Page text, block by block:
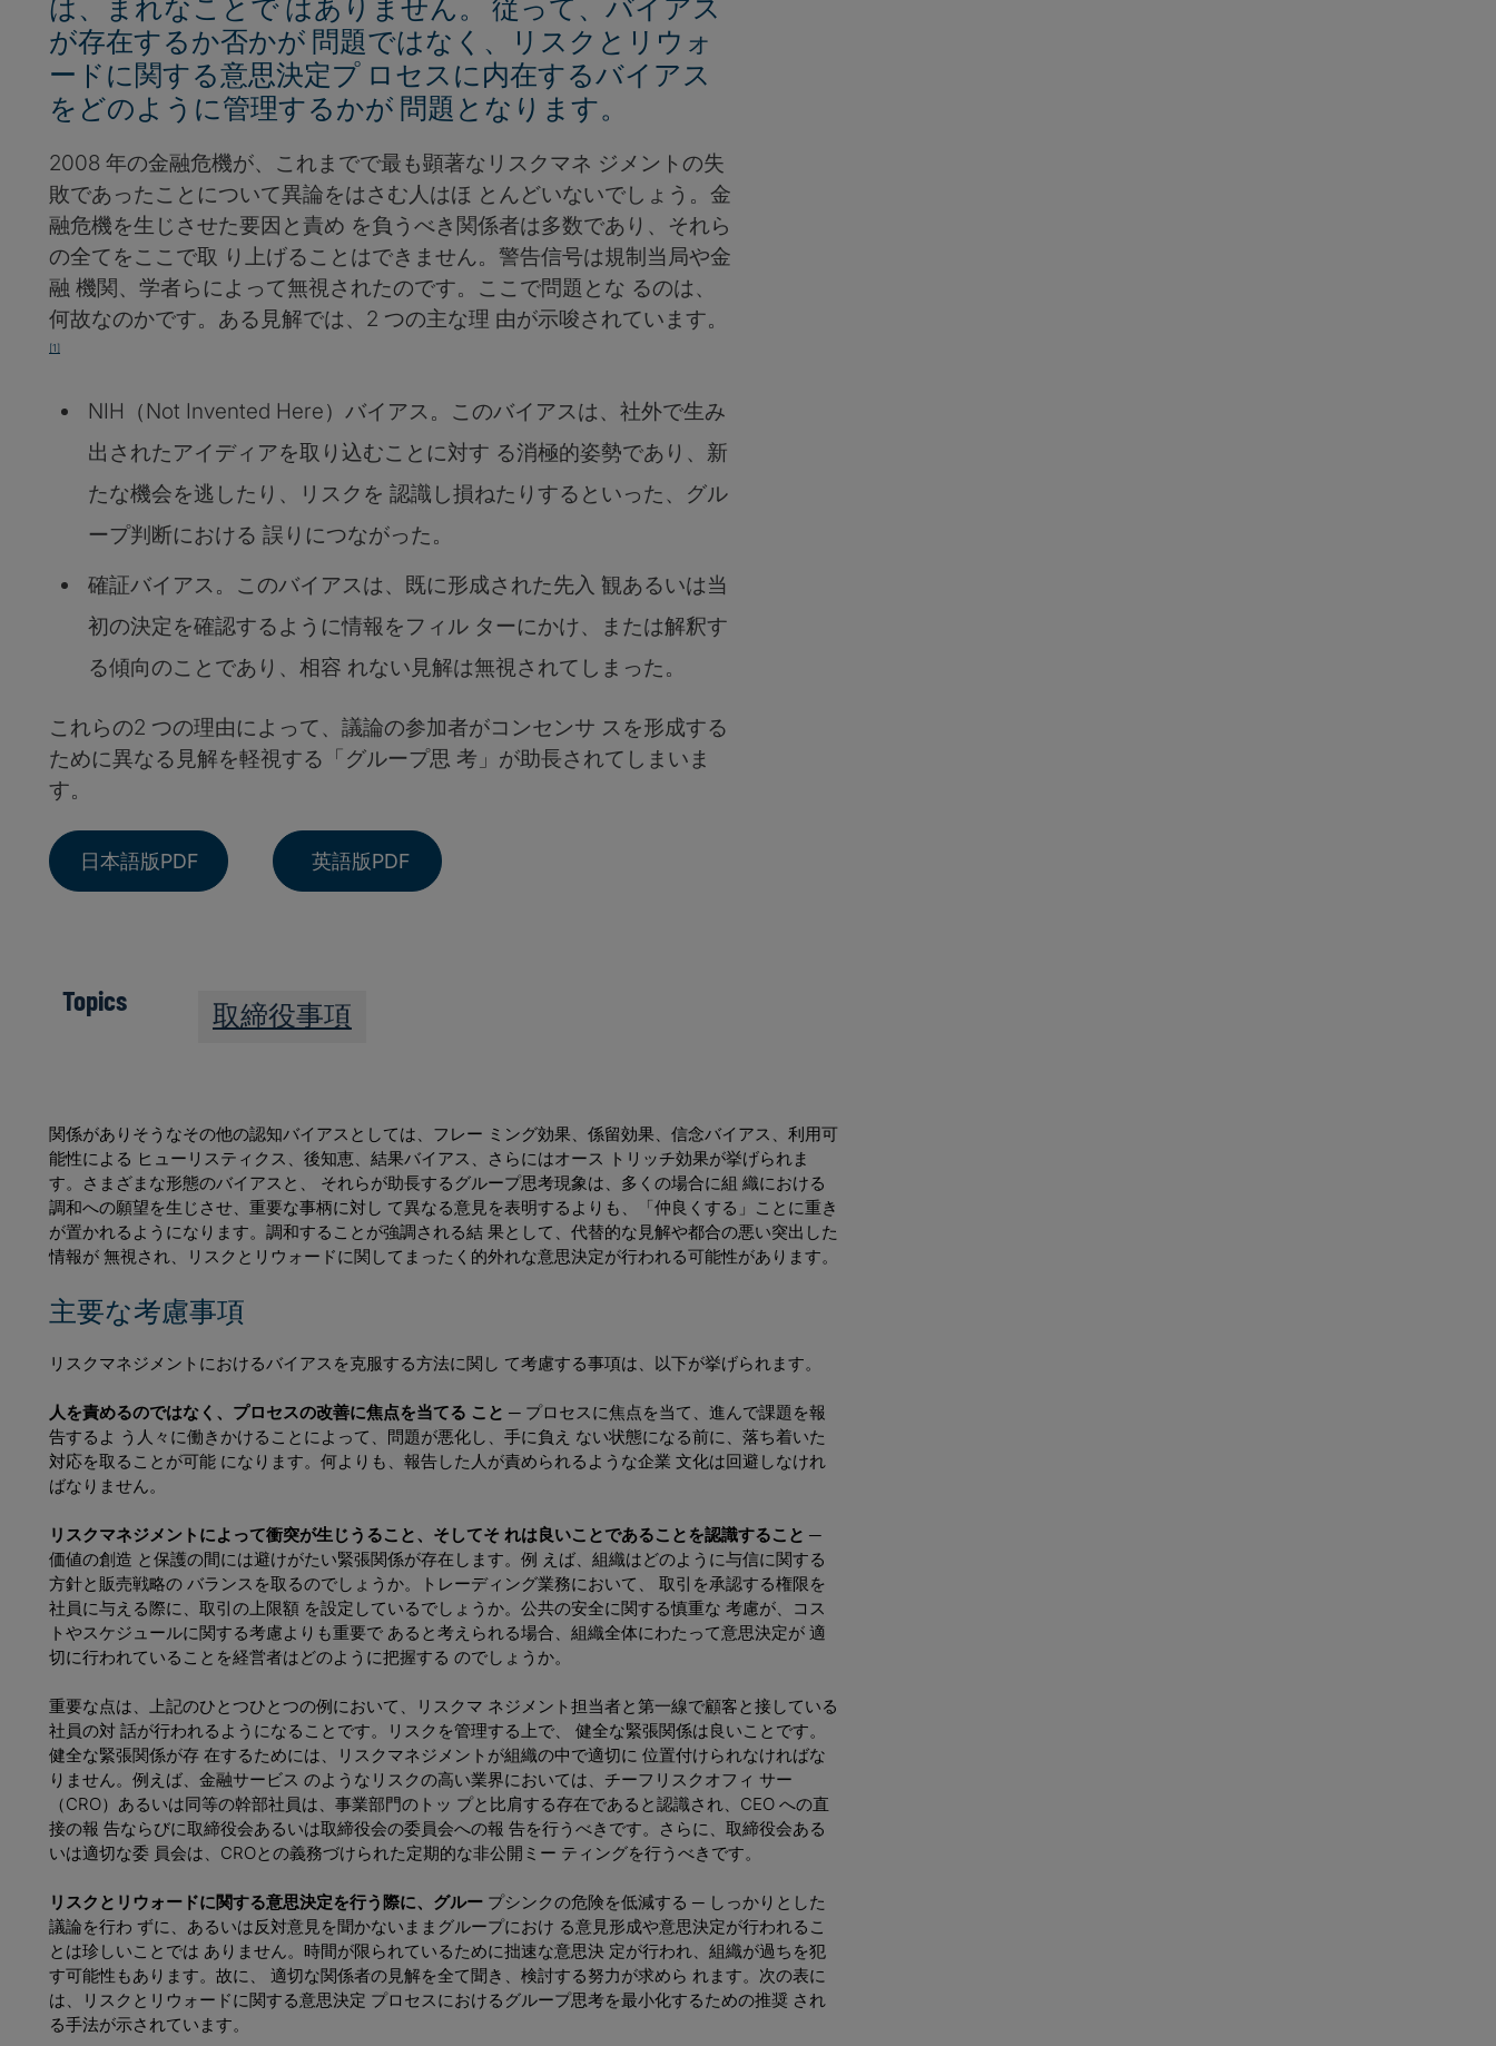
は、まれなことで はありません。 従って、バイアス
が存在するか否かが 問題ではなく、リスクとリウォ
ードに関する意思決定プ ロセスに内在するバイアス
をどのように管理するかが 問題となります。
2008 年の金融危機が、これまでで最も顕著なリスクマネ ジメントの失
敗であったことについて異論をはさむ人はほ とんどいないでしょう。金
融危機を生じさせた要因と責め を負うべき関係者は多数であり、それら
の全てをここで取 り上げることはできません。警告信号は規制当局や金
融 機関、学者らによって無視されたのです。ここで問題とな るのは、
何故なのかです。ある見解では、2 つの主な理 由が示唆されています。
[1]
NIH（Not Invented Here）バイアス。このバイアスは、社外で生み
出されたアイディアを取り込むことに対す る消極的姿勢であり、新
たな機会を逃したり、リスクを 認識し損ねたりするといった、グル
ープ判断における 誤りにつながった。
確証バイアス。このバイアスは、既に形成された先入 観あるいは当
初の決定を確認するように情報をフィル ターにかけ、または解釈す
る傾向のことであり、相容 れない見解は無視されてしまった。
これらの2 つの理由によって、議論の参加者がコンセンサ スを形成する
ために異なる見解を軽視する「グループ思 考」が助長されてしまいま
す。
日本語版PDF 英語版PDF
Topics 取締役事項
関係がありそうなその他の認知バイアスとしては、フレー ミング効果、係留効果、信念バイアス、利用可
能性による ヒューリスティクス、後知恵、結果バイアス、さらにはオース トリッチ効果が挙げられま
す。さまざまな形態のバイアスと、 それらが助長するグループ思考現象は、多くの場合に組 織における
調和への願望を生じさせ、重要な事柄に対し て異なる意見を表明するよりも、「仲良くする」ことに重き
が置かれるようになります。調和することが強調される結 果として、代替的な見解や都合の悪い突出した
情報が 無視され、リスクとリウォードに関してまったく的外れな意思決定が行われる可能性があります。
主要な考慮事項
リスクマネジメントにおけるバイアスを克服する方法に関し て考慮する事項は、以下が挙げられます。
人を責めるのではなく、プロセスの改善に焦点を当てる こと ─ プロセスに焦点を当て、進んで課題を報
告するよ う人々に働きかけることによって、問題が悪化し、手に負え ない状態になる前に、落ち着いた
対応を取ることが可能 になります。何よりも、報告した人が責められるような企業 文化は回避しなけれ
ばなりません。
リスクマネジメントによって衝突が生じうること、そしてそ れは良いことであることを認識すること ─
価値の創造 と保護の間には避けがたい緊張関係が存在します。例 えば、組織はどのように与信に関する
方針と販売戦略の バランスを取るのでしょうか。トレーディング業務において、 取引を承認する権限を
社員に与える際に、取引の上限額 を設定しているでしょうか。公共の安全に関する慎重な 考慮が、コス
トやスケジュールに関する考慮よりも重要で あると考えられる場合、組織全体にわたって意思決定が 適
切に行われていることを経営者はどのように把握する のでしょうか。
重要な点は、上記のひとつひとつの例において、リスクマ ネジメント担当者と第一線で顧客と接している
社員の対 話が行われるようになることです。リスクを管理する上で、 健全な緊張関係は良いことです。
健全な緊張関係が存 在するためには、リスクマネジメントが組織の中で適切に 位置付けられなければな
りません。例えば、金融サービス のようなリスクの高い業界においては、チーフリスクオフィ サー
（CRO）あるいは同等の幹部社員は、事業部門のトッ プと比肩する存在であると認識され、CEO への直
接の報 告ならびに取締役会あるいは取締役会の委員会への報 告を行うべきです。さらに、取締役会ある
いは適切な委 員会は、CROとの義務づけられた定期的な非公開ミー ティングを行うべきです。
リスクとリウォードに関する意思決定を行う際に、グルー プシンクの危険を低減する ─ しっかりとした
議論を行わ ずに、あるいは反対意見を聞かないままグループにおけ る意見形成や意思決定が行われるこ
とは珍しいことでは ありません。時間が限られているために拙速な意思決 定が行われ、組織が過ちを犯
す可能性もあります。故に、 適切な関係者の見解を全て聞き、検討する努力が求めら れます。次の表に
は、リスクとリウォードに関する意思決定 プロセスにおけるグループ思考を最小化するための推奨 され
る手法が示されています。